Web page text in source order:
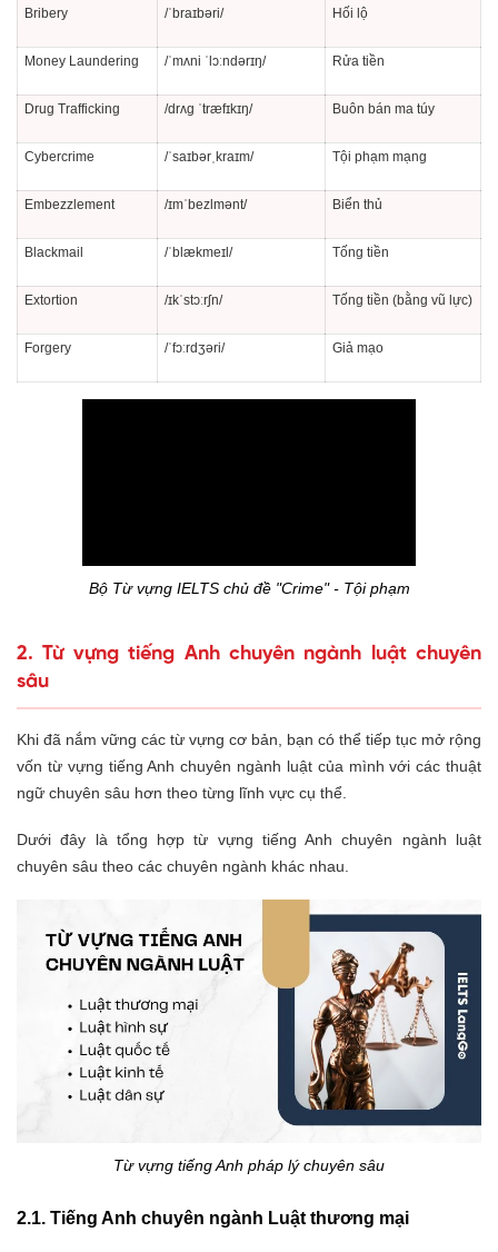
Bribery /ˈbraɪbəri/ Hối lộ
Money Laundering /ˈmʌni ˈlɔːndərɪŋ/ Rửa tiền
Drug Trafficking /drʌɡ ˈtræfɪkɪŋ/ Buôn bán ma túy
Cybercrime /ˈsaɪbərˌkraɪm/ Tội phạm mạng
Embezzlement /ɪmˈbezlmənt/ Biển thủ
Blackmail /ˈblækmeɪl/ Tống tiền
Extortion /ɪkˈstɔːrʃn/ Tống tiền (bằng vũ lực)
Forgery /ˈfɔːrdʒəri/ Giả mạo
Bộ Từ vựng IELTS chủ đề "Crime" - Tội phạm
2. Từ vựng tiếng Anh chuyên ngành luật chuyên
sâu
Khi đã nắm vững các từ vựng cơ bản, bạn có thể tiếp tục mở rộng
vốn từ vựng tiếng Anh chuyên ngành luật của mình với các thuật
ngữ chuyên sâu hơn theo từng lĩnh vực cụ thể.
Dưới đây là tổng hợp từ vựng tiếng Anh chuyên ngành luật
chuyên sâu theo các chuyên ngành khác nhau.
Từ vựng tiếng Anh pháp lý chuyên sâu
2.1. Tiếng Anh chuyên ngành Luật thương mại